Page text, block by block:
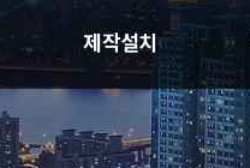
제작설치